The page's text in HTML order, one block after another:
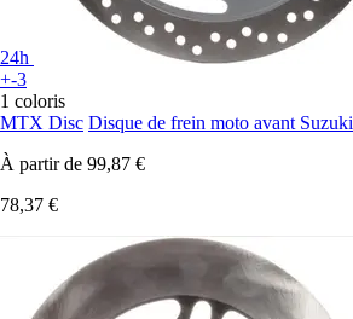
24h
+-3
1 coloris
MTX Disc Disque de frein moto avant Suzuki
À partir de 99,87 €
78,37 €